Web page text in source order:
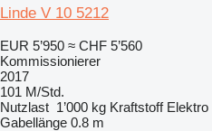
Linde V 10 5212
EUR 5’950 ≈ CHF 5’560
Kommissionierer
2017
101 M/Std.
Nutzlast 1’000 kg Kraftstoff Elektro
Gabellänge 0.8 m